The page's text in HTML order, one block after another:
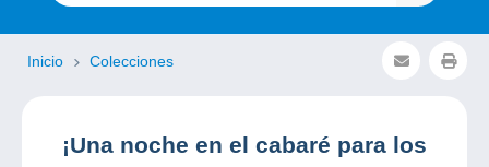
Inicio Colecciones
¡Una noche en el cabaré para los